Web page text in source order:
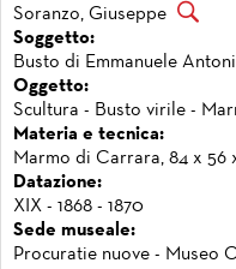
Soranzo, Giuseppe
Soggetto:
Busto di Emmanuele
Oggetto:
Scultura - Busto virile -
Materia e tecnica:
Marmo di Carrara, 84 x 56
Datazione:
XIX - 1868 - 1870
Sede museale:
Procuratie nuove - Museo